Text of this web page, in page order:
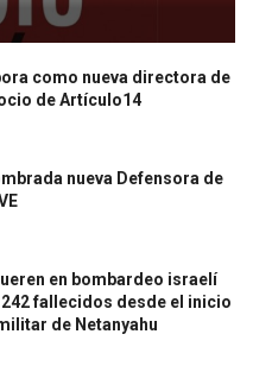
como nueva directora de
de Artículo14
nueva Defensora de
en bombardeo israelí
242 fallecidos desde el inicio
de Netanyahu